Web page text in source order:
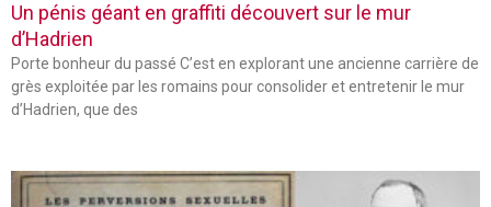
Un pénis géant en graffiti découvert sur le mur
d’Hadrien
Porte bonheur du passé C’est en explorant une ancienne carrière de
grès exploitée par les romains pour consolider et entretenir le mur
d’Hadrien, que des